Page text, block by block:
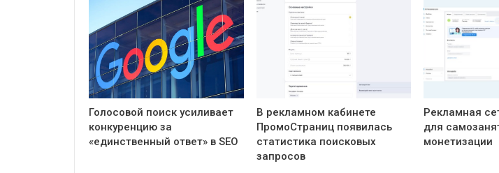
Голосовой поиск усиливает
конкуренцию за
«единственный ответ» в SEO
В рекламном кабинете
ПромоСтраниц появилась
статистика поисковых
запросов
Рекламная
для
монетизации